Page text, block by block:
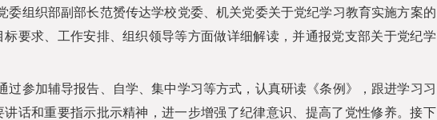
委组织部副部长范赟传达学校党委、机关党委关于党纪学习教育实施方案的
要求、工作安排、组织领导等方面做详细解读，并通报党支部关于党纪学
过参加辅导报告、自学、集中学习等方式，认真研读《条例》，跟进学习习
话和重要指示批示精神，进一步增强了纪律意识、提高了党性修养。接下